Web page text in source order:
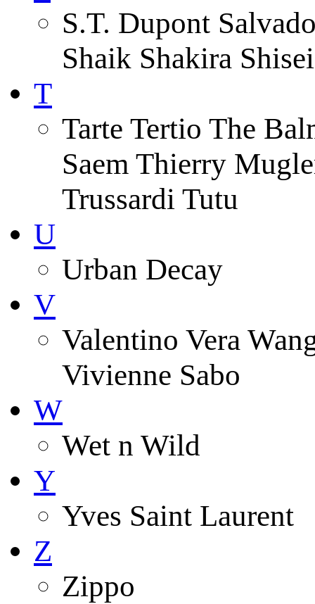
S.T. Dupont
Shaik Shakira
T
Tarte Tertio The
Saem Thierry
Trussardi Tutu
U
Urban Decay
V
Valentino Vera
Vivienne Sabo
W
Wet n Wild
Y
Yves Saint Laurent
Z
Zippo